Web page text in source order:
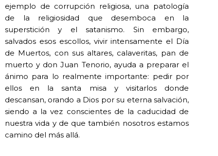
ejemplo de corrupción religiosa, una patología
de la religiosidad que desemboca en la
superstición y el satanismo. Sin embargo,
salvados esos escollos, vivir intensamente el Día
de Muertos, con sus altares, calaveritas, pan de
muerto y don Juan Tenorio, ayuda a preparar el
ánimo para lo realmente importante: pedir por
ellos en la santa misa y visitarlos donde
descansan, orando a Dios por su eterna salvación,
siendo a la vez conscientes de la caducidad de
nuestra vida y de que también nosotros estamos
camino del más allá.